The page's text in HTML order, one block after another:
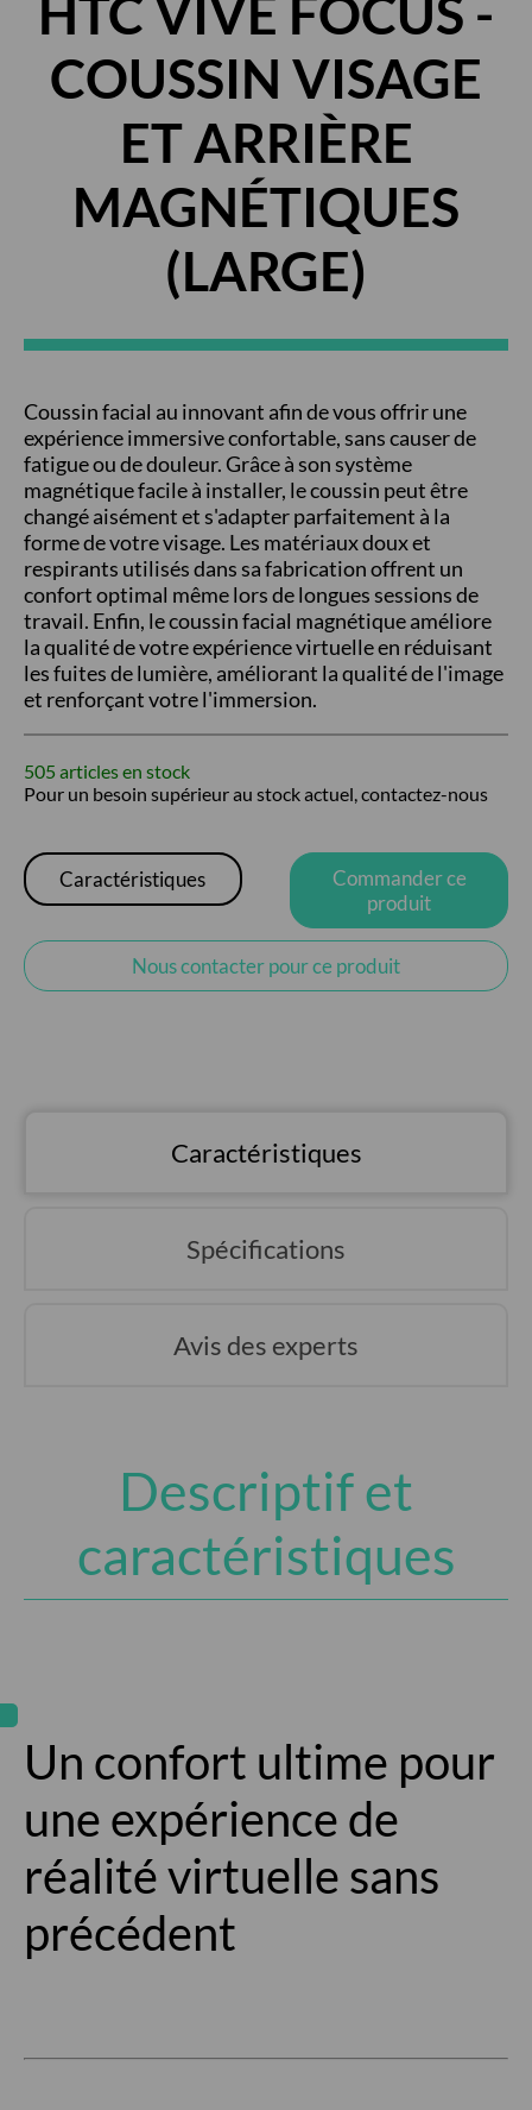
HTC VIVE FOCUS -
COUSSIN VISAGE
ET ARRIÈRE
MAGNÉTIQUES
(LARGE)
Coussin facial au innovant afin de vous offrir une
expérience immersive confortable, sans causer de
fatigue ou de douleur. Grâce à son système
magnétique facile à installer, le coussin peut être
changé aisément et s'adapter parfaitement à la
forme de votre visage. Les matériaux doux et
respirants utilisés dans sa fabrication offrent un
confort optimal même lors de longues sessions de
travail. Enfin, le coussin facial magnétique améliore
la qualité de votre expérience virtuelle en réduisant
les fuites de lumière, améliorant la qualité de l'image
et renforçant votre l'immersion.
505 articles en stock
Pour un besoin supérieur au stock actuel, contactez-nous
Caractéristiques
Commander ce
produit
Nous contacter pour ce produit
Caractéristiques
Spécifications
Avis des experts
Descriptif et
caractéristiques
Un confort ultime pour
une expérience de
réalité virtuelle sans
précédent